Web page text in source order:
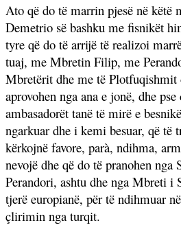
Ato që do të marrin pjesë në këtë
Demetrio së bashku me fisnikët
tyre që do të arrijë të realizoi
tuaj, me Mbretin Filip, me
Mbretërit dhe me të Plotfuqishmit
aprovohen nga ana e jonë, dhe
ambasadorët tanë të mirë e
ngarkuar dhe i kemi besuar, që të
kërkojnë favore, parà, ndihma,
nevojë dhe që do të pranohen nga
Perandori, ashtu dhe nga Mbreti i
tjerë europianë, për të ndihmuar
çlirimin nga turqit.